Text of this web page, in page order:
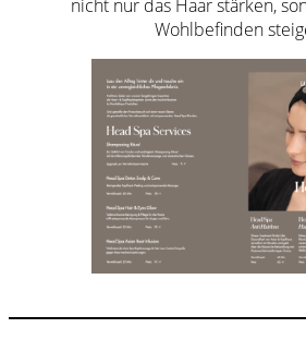
nicht nur das Haar stärken,
Wohlbefinden